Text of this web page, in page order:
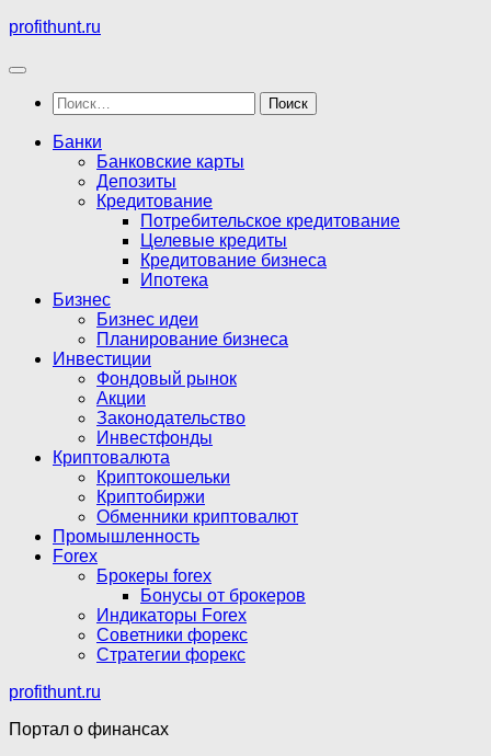
Перейти
содержимому
profithunt.ru
Найти:
Банки
Банковские карты
Депозиты
Кредитование
Потребительское кредитование
Целевые кредиты
Кредитование бизнеса
Ипотека
Бизнес
Бизнес идеи
Планирование бизнеса
Инвестиции
Фондовый рынок
Акции
Законодательство
Инвестфонды
Криптовалюта
Криптокошельки
Криптобиржи
Обменники криптовалют
Промышленность
Forex
Брокеры forex
Бонусы от брокеров
Индикаторы Forex
Советники форекс
Стратегии форекс
profithunt.ru
Портал о финансах